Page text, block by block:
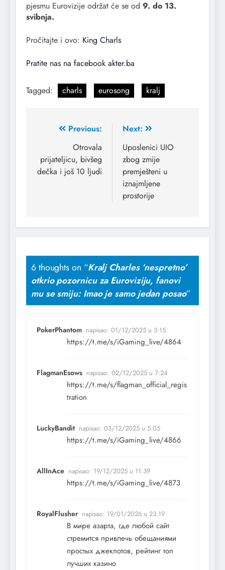
pjesmu Eurovizije održat će se od 9. do 13.
svibnja.
Pročitajte i ovo: King Charls
Pratite nas na facebook akter.ba
Tagged: charls eurosong kralj
Previous:
Otrovala
prijateljicu, bivšeg
dečka i još 10 ljudi
Next:
Uposlenici UIO
zbog zmije
premješteni u
iznajmljene
prostorije
6 thoughts on “Kralj Charles ‘nespretno’
otkrio pozornicu za Euroviziju, fanovi
mu se smiju: Imao je samo jedan posao”
PokerPhantom napisao: 01/12/2025 u 3:15
https://t.me/s/iGaming_live/4864
FlagmanEsows napisao: 02/12/2025 u 7:24
https://t.me/s/flagman_official_regis
tration
LuckyBandit napisao: 03/12/2025 u 5:05
https://t.me/s/iGaming_live/4866
AllInAce napisao: 19/12/2025 u 11:39
https://t.me/s/iGaming_live/4873
RoyalFlusher napisao: 19/01/2026 u 23:19
В мире азарта, где любой сайт
стремится привлечь обещаниями
простых джекпотов, рейтинг топ
лучших казино